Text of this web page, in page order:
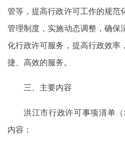
管等，提高行政许可工作的规范
管理制度，实施动态调整，确保
化行政许可服务，提高行政效率
捷、高效的服务。
三、主要内容
洪江市行政许可事项清单
内容：